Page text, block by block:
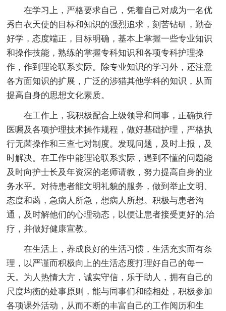
在学习上，严格要求自己，凭着自己对成为一名优
秀白衣天使的目标和知识的强烈追求，刻苦钻研，勤奋
好学，态度端正，目标明确，基本上掌握一些专业知识
和操作技能，熟练的掌握专科知识和各项专科护理操
作，作到理论联系实际。除专业知识的学习外，还注意
各方面知识的扩展，广泛的涉猎其他学科的知识，从而
提高自身的思想文化素质。
在工作上，我积极配合上级领导和同事，正确执行
医嘱及各项护理技术操作规程，做好基础护理，严格执
行无菌操作和三查七对制度。发现问题，及时上报，及
时解决。在工作中能理论联系实际，遇到不懂的问题能
及时向护士长及年资深的老师请教，努力提高自身的业
务水平。对待患者能文明礼貌的服务，做到举止文明、
态度和蔼，急病人所急，想病人所想。积极与患者沟
通，及时解他们的心理动态，以便让患者接受更好的.治
疗，并做好健康宣教。
在生活上，养成良好的生活习惯，生活充实而有条
理，以严谨而积极向上的生活态度打理好自己的每一
天。为人热情大方，诚实守信，乐于助人，拥有自己的
尺度均衡的处事原则，能与同事们和睦相处，积极参加
各项课外活动，从而不断的丰富自己的工作阅历和生